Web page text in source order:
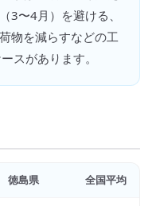
3〜4月）を避ける、
物を減らすなどの工
スがあります。
徳島県 全国平均